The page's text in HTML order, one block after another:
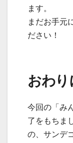
ます。
まだお手元
ださい！
おわり
今回の「み
了をもちま
の、サンデ